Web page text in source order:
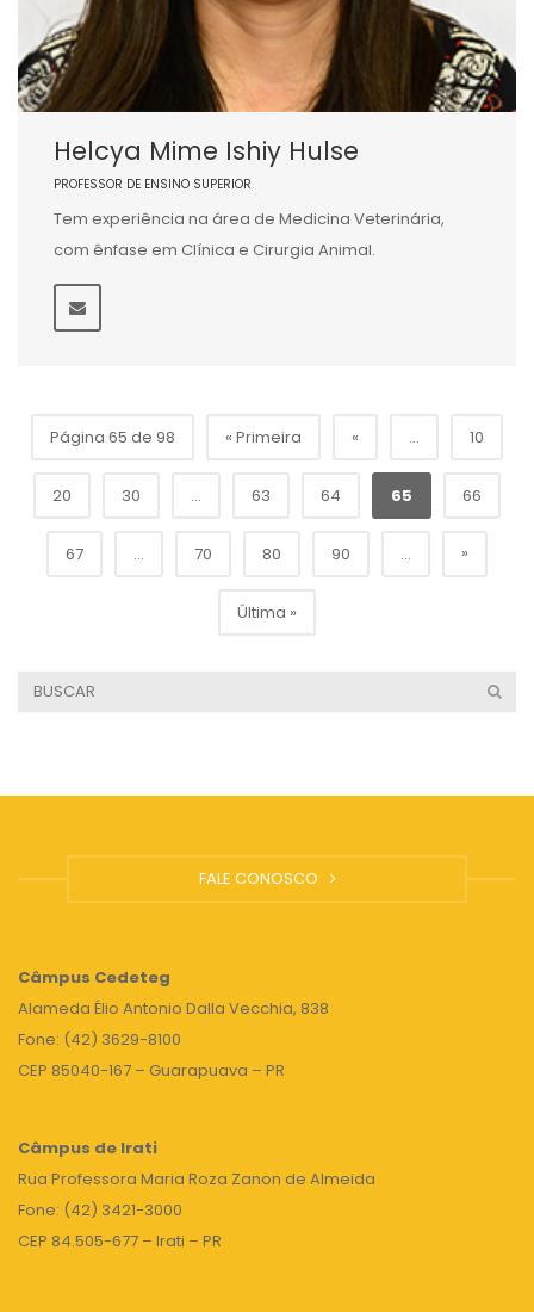
Helcya Mime Ishiy Hulse
PROFESSOR DE ENSINO SUPERIOR
Tem experiência na área de Medicina Veterinária,
com ênfase em Clínica e Cirurgia Animal.
Página 65 de 98 « Primeira « ... 10
20 30 ... 63 64 65 66
67 ... 70 80 90 ... »
Última »
FALE CONOSCO
Câmpus Cedeteg
Alameda Élio Antonio Dalla Vecchia, 838
Fone: (42) 3629-8100
CEP 85040-167 – Guarapuava – PR
Câmpus de Irati
Rua Professora Maria Roza Zanon de Almeida
Fone: (42) 3421-3000
CEP 84.505-677 – Irati – PR